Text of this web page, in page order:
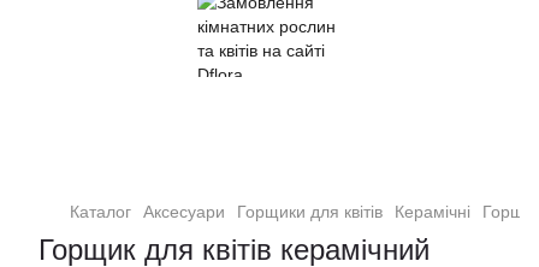
Кімнатні рослини та квіти
Каталог Аксесуари Горщики для квітів Керамічні
Горщик для квітів керамічний